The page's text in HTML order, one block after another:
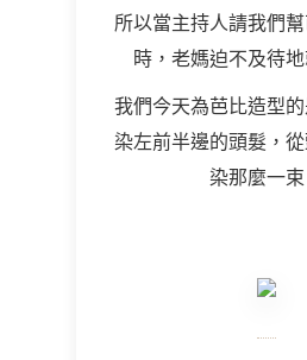
所以當主持人請我們
時，老媽迫不及待地
我們今天為芭比造型
染左前半邊的頭髮，
染那麼一束